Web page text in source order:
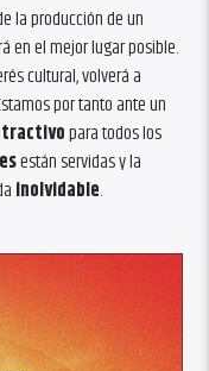
la producción de un
en el mejor lugar posible.
cultural, volverá a
por tanto ante un
para todos los
están servidas y la
inolvidable.